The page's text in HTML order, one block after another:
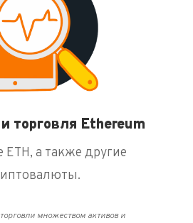
торговля Ethereum
ETH, а также другие
.
множеством активов и